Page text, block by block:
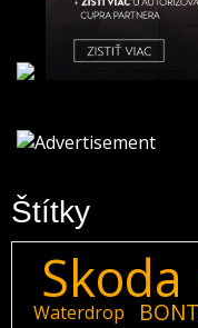
Štítky
Skoda
Waterdrop